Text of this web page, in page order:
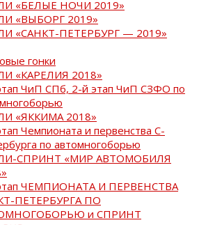
«БЕЛЫЕ НОЧИ 2019»
«ВЫБОРГ 2019»
«САНКТ-ПЕТЕРБУРГ — 2019»
гонки
«КАРЕЛИЯ 2018»
ЧиП СПб, 2-й этап ЧиП СЗФО по
«ЯККИМА 2018»
Чемпионата и первенства С-
по автомногоборью
СПРИНТ «МИР АВТОМОБИЛЯ
ЧЕМПИОНАТА И ПЕРВЕНСТВА
ПЕТЕРБУРГА ПО
и СПРИНТ